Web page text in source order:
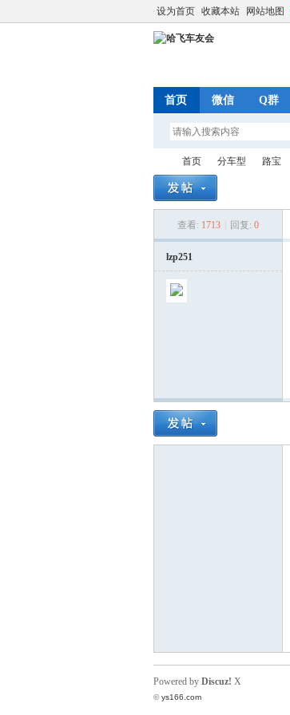
设为首页 收藏本站 网站地图
首页 微信 Q群
首页
›
分车型
›
路宝
查看: 1713 回复: 0
lzp251
Powered by Discuz! X
©ys166.com